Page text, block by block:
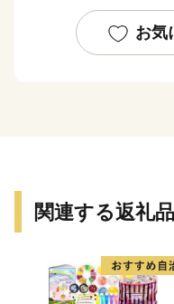
たちが暮らしており
た、沿岸部では秋鮭
お気
関連する返礼